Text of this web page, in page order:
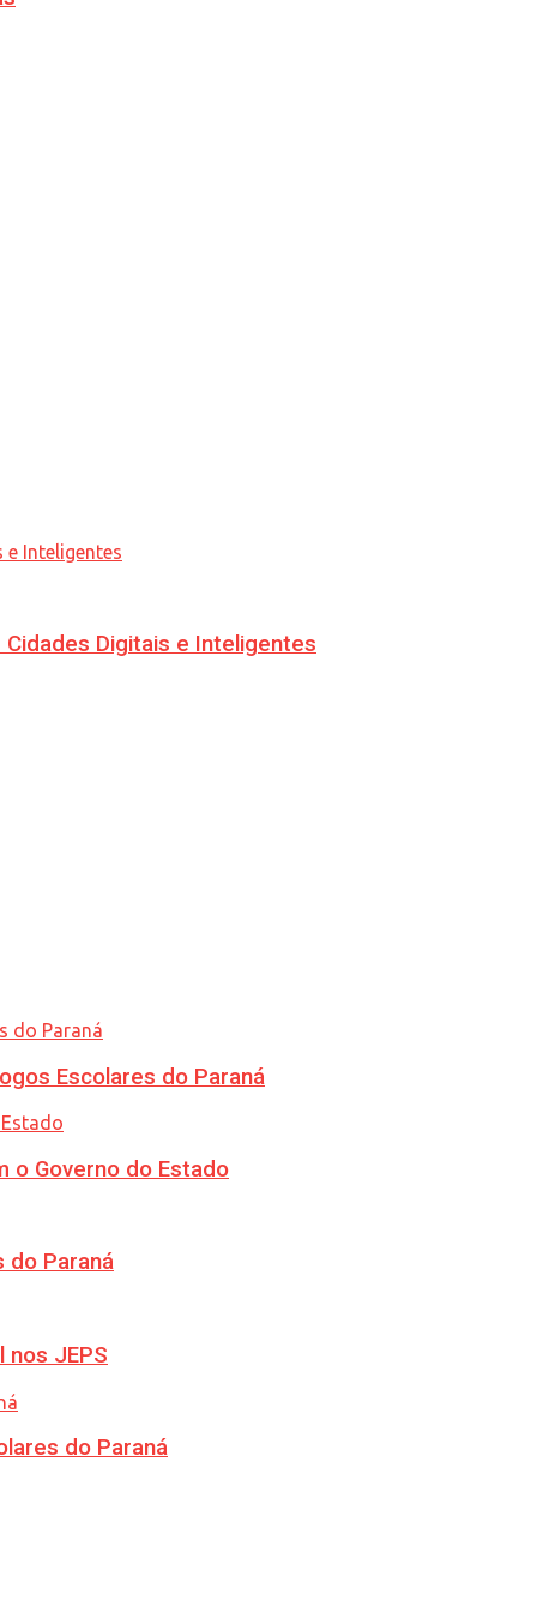
Digitais e Inteligentes
Escolares do Paraná
o Governo do Estado
do Paraná
JEPS
do Paraná